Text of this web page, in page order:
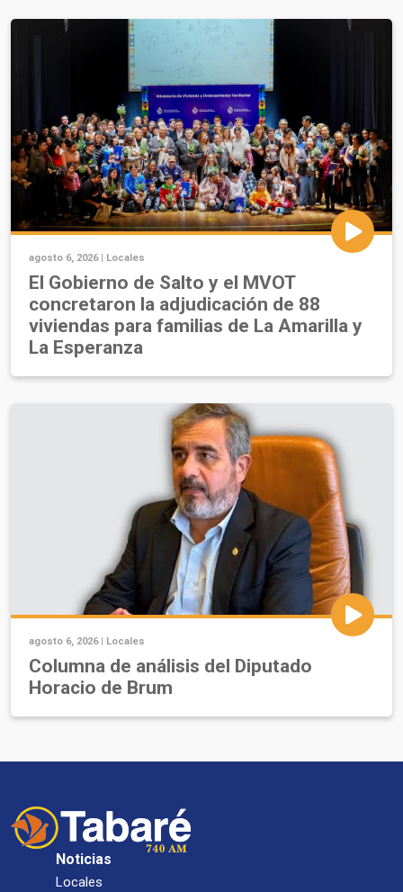
agosto 6, 2026 | Locales
El Gobierno de Salto y el MVOT
concretaron la adjudicación de 88
viviendas para familias de La Amarilla y
La Esperanza
agosto 6, 2026 | Locales
Columna de análisis del Diputado
Horacio de Brum
Noticias
Locales